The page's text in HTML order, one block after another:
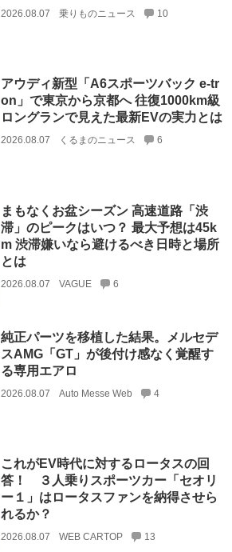
2026.08.07 乗りものニュース 10
アウディ新型「A6スポーツバック e-tr
on」で東京から京都へ 往復1000km級
ロングランで見えた最新EVの実力とは
2026.08.07 くるまのニュース 6
まもなくお盆シーズン 高速道路「渋
滞」のピークはいつ？ 最大予想は45k
m 渋滞嫌いなら避けるべき日時と場所
とは
2026.08.07 VAGUE 6
純正パーツを移植した結果。メルセデ
スAMG「GT」が後付け感なく覚醒す
る専用エアロ
2026.08.07 Auto Messe Web 4
これがEV時代に対するロータスの回
答！ ３人乗りスポーツカー「セオリ
ー１」はロータスファンを納得させら
れるか？
2026.08.07 WEB CARTOP 13